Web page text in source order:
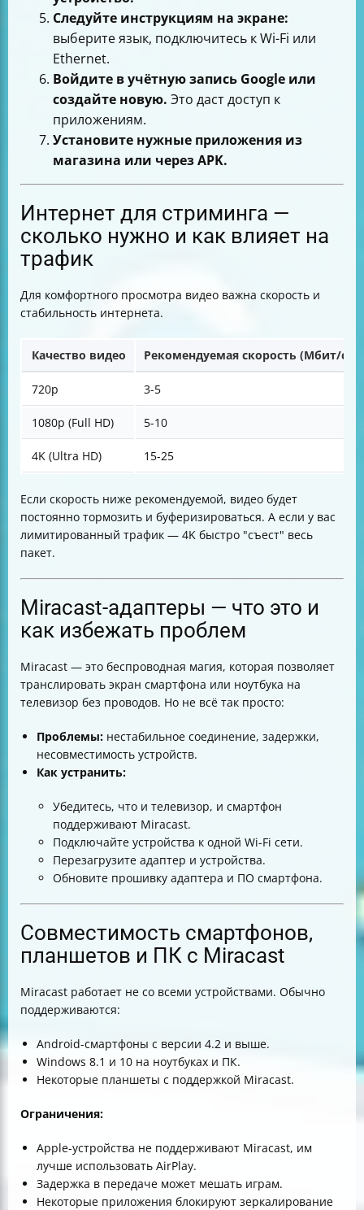
Следуйте инструкциям на экране:
выберите язык, подключитесь к Wi-Fi или
Ethernet.
Войдите в учётную запись Google или
создайте новую. Это даст доступ к
приложениям.
Установите нужные приложения из
магазина или через APK.
Интернет для стриминга —
сколько нужно и как влияет на
трафик
Для комфортного просмотра видео важна скорость и
стабильность интернета.
Качество видео Рекомендуемая скорость (Мбит/с)
720p 3-5
1080p (Full HD) 5-10
4K (Ultra HD) 15-25
Если скорость ниже рекомендуемой, видео будет
постоянно тормозить и буферизироваться. А если у вас
лимитированный трафик — 4K быстро "съест" весь
пакет.
Miracast-адаптеры — что это и
как избежать проблем
Miracast — это беспроводная магия, которая позволяет
транслировать экран смартфона или ноутбука на
телевизор без проводов. Но не всё так просто:
Проблемы: нестабильное соединение, задержки,
несовместимость устройств.
Как устранить:
Убедитесь, что и телевизор, и смартфон
поддерживают Miracast.
Подключайте устройства к одной Wi-Fi сети.
Перезагрузите адаптер и устройства.
Обновите прошивку адаптера и ПО смартфона.
Совместимость смартфонов,
планшетов и ПК с Miracast
Miracast работает не со всеми устройствами. Обычно
поддерживаются:
Android-смартфоны с версии 4.2 и выше.
Windows 8.1 и 10 на ноутбуках и ПК.
Некоторые планшеты с поддержкой Miracast.
Ограничения:
Apple-устройства не поддерживают Miracast, им
лучше использовать AirPlay.
Задержка в передаче может мешать играм.
Некоторые приложения блокируют зеркалирование